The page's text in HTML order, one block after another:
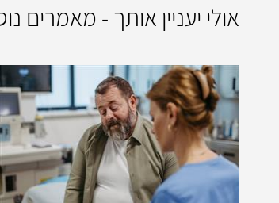
אולי יעניין אותך - מאמרים